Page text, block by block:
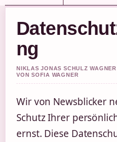
ng
NIKLAS JONAS SCHULZ
VON SOFIA WAGNER
Wir von Newsblicker
Schutz Ihrer
ernst. Diese